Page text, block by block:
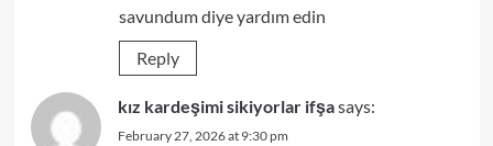
savundum diye yardım edin
Reply
kız kardeşimi sikiyorlar ifşasays:
February 27, 2026 at 9:30 pm